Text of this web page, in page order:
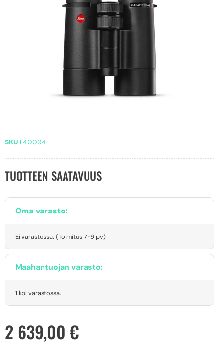
SKU L40094
TUOTTEEN SAATAVUUS
Oma varasto:
Ei varastossa. (Toimitus 7-9 pv)
Maahantuojan varasto:
1 kpl varastossa.
2 639,00 €